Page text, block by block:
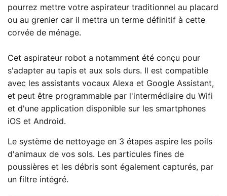
pourrez mettre votre aspirateur traditionnel au placard
ou au grenier car il mettra un terme définitif à cette
corvée de ménage.
Cet aspirateur robot a notamment été conçu pour
s'adapter au tapis et aux sols durs. Il est compatible
avec les assistants vocaux Alexa et Google Assistant,
et peut être programmable par l'intermédiaire du Wifi
et d'une application disponible sur les smartphones
iOS et Android.
Le système de nettoyage en 3 étapes aspire les poils
d'animaux de vos sols. Les particules fines de
poussières et les débris sont également capturés, par
un filtre intégré.